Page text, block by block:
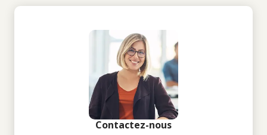
Contactez-nous